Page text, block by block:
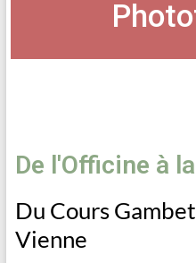
De l'Officine à
Du Cours
Vienne